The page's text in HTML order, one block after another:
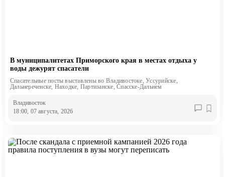
В муниципалитетах Приморского края в местах отдыха у
воды дежурят спасатели
Спасательные посты выставлены во Владивостоке, Уссурийске,
Дальнереченске, Находке, Партизанске, Спасске-Дальнем
Владивосток
18:00, 07 августа, 2026